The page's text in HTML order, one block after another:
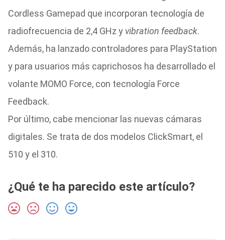
Cordless Gamepad que incorporan tecnología de
radiofrecuencia de 2,4 GHz y vibration feedback.
Además, ha lanzado controladores para PlayStation
y para usuarios más caprichosos ha desarrollado el
volante MOMO Force, con tecnología Force
Feedback.
Por último, cabe mencionar las nuevas cámaras
digitales. Se trata de dos modelos ClickSmart, el
510 y el 310.
¿Qué te ha parecido este artículo?